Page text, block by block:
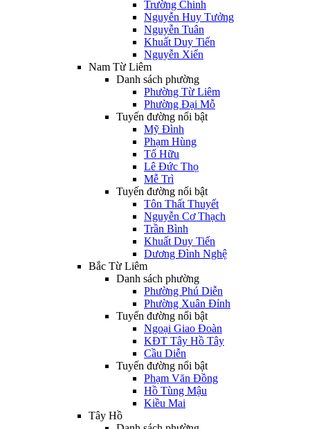
Trường Chinh
Nguyễn Huy Tưởng
Nguyễn Tuân
Khuất Duy Tiến
Nguyễn Xiển
Nam Từ Liêm
Danh sách phường
Phường Từ Liêm
Phường Đại Mỗ
Tuyến đường nổi bật
Mỹ Đình
Phạm Hùng
Tố Hữu
Lê Đức Thọ
Mễ Trì
Tuyến đường nổi bật
Tôn Thất Thuyết
Nguyễn Cơ Thạch
Trần Bình
Khuất Duy Tiến
Dương Đình Nghệ
Bắc Từ Liêm
Danh sách phường
Phường Phú Diễn
Phường Xuân Đỉnh
Tuyến đường nổi bật
Ngoại Giao Đoàn
KĐT Tây Hồ Tây
Cầu Diễn
Tuyến đường nổi bật
Phạm Văn Đồng
Hồ Tùng Mậu
Kiều Mai
Tây Hồ